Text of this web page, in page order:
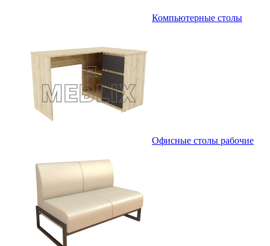
Компьютерные столы
Офисные столы рабочие